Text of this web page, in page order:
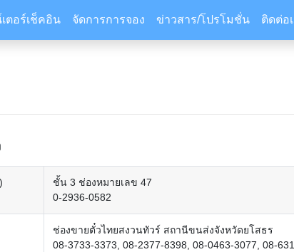
เตอร์เช็คอิน จัดการการจอง ข่าวสาร/โปรโมชั่น ติดต่อ
ชั้น 3 ช่องหมายเลข 47
0-2936-0582
ช่องขายตั๋วไทยสงวนทัวร์ สถานีขนส่งจังหวัดยโสธร
08-3733-3373, 08-2377-8398, 08-0463-3077, 08-